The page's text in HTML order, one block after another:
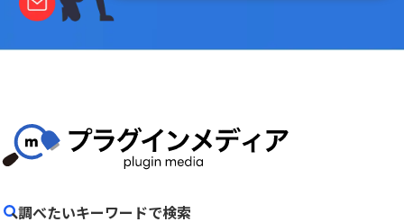
調べたいキーワードで検索